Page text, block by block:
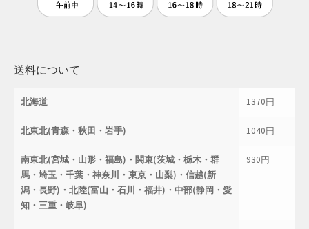
特定商取引法に基づく表記
配送状況の確認
送料について
北海道 1370円
北東北(青森・秋田・岩手) 1040円
南東北(宮城・山形・福島)・関東(茨城・栃木・群
馬・埼玉・千葉・神奈川・東京・山梨)・信越(新
潟・長野)・北陸(富山・石川・福井)・中部(静岡・愛
知・三重・岐阜)
930円